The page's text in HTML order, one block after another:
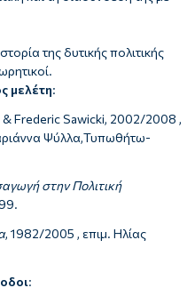
της δυτικής πολιτικής
μελέτη:
& Frederic Sawicki, 2002/2008 ,
Ψύλλα,Τυπωθήτω-
στην Πολιτική
, 1982/2005 , επιμ. Ηλίας
: